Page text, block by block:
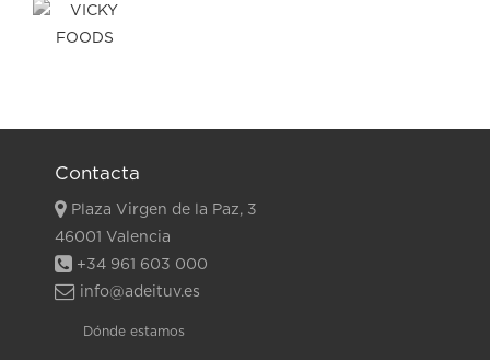
Contacta
Plaza Virgen de la Paz, 3
46001 Valencia
+34 961 603 000
info@adeituv.es
Dónde estamos